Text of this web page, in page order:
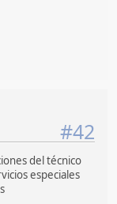
#42
del técnico
especiales